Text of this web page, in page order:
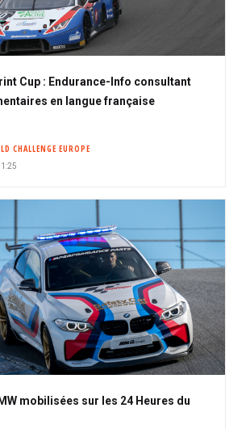
Cup : Endurance-Info consultant
en langue française
CHALLENGE EUROPE
mobilisées sur les 24 Heures du